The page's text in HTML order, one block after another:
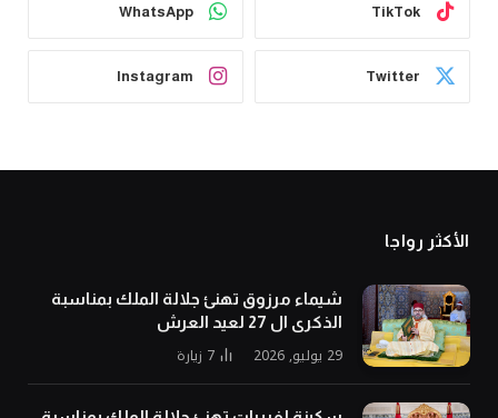
TikTok
WhatsApp
Twitter
Instagram
الأكثر رواجا
شيماء مرزوق تهنئ جلالة الملك بمناسبة
الذكرى ال 27 لعيد العرش
29 يوليو, 2026 7 زيارة